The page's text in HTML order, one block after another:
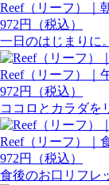
Reef（リーフ）｜
972円（税込）
一日のはじまりに
Reef（リーフ）｜
972円（税込）
ココロとカラダを
Reef（リーフ）｜
972円（税込）
食後のお口リフレ